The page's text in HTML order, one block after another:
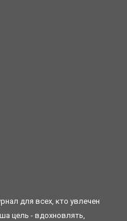
для всех, кто увлечен
цель - вдохновлять,